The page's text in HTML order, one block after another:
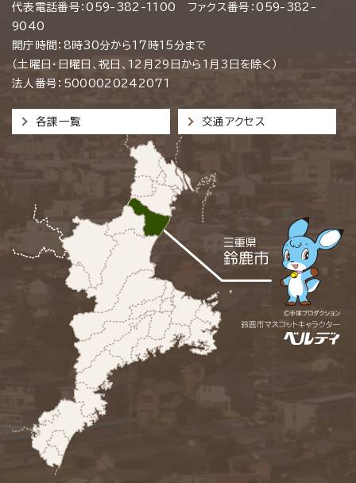
代表電話番号：059-382-1100 ファクス番号：059-382-
9040
開庁時間：8時30分から17時15分まで
（土曜日・日曜日、祝日、12月29日から1月3日を除く）
法人番号：5000020242071
各課一覧 交通アクセス